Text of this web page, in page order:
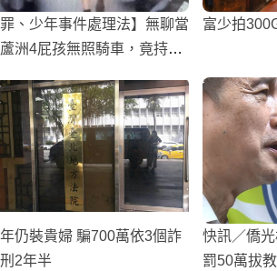
罪、少年事件處理法】無聊當
洲4屁孩無照騎車，竟持
富少拍
仍裝貴婦 騙700萬依3個詐
2年半
快訊／僑
罰50萬拔